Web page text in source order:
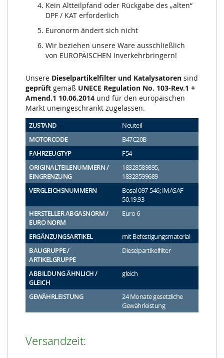
Kein Altteilpfand oder Rückgabe des „alten“
DPF / KAT erforderlich
Euronorm ändert sich nicht
Wir beziehen unsere Ware ausschließlich
von EUROPÄISCHEN Inverkehrbringern!
Unsere Dieselpartikelfilter und Katalysatoren sind
geprüft gemäß UNECE Regulation No. 103-Rev.1 +
Amend.1 10.06.2014 und für den europäischen
Markt uneingeschränkt zugelassen.
ZUSTAND
Neuteil
MOTORCODE
B47C20B
FAHRZEUGTYP
F54
ORIGINALTEILENUMMERN /
EINGRENZUNG
18328589895,
18328599689
VERGLEICHSNUMMERN
Bosal 097-546; IMASAF
50.19.93
HERSTELLER ABGASNORM /
EURO NORM
Euro 6
ERGÄNZUNGSARTIKEL
mit Befestigungsmaterial
BAUGRUPPE /
ARTIKELGRUPPE
Dieselpartikelfilter
ABBILDUNG ÄHNLICH /
GLEICH
gleich
GEWÄHRLEISTUNG
24 Monate gesetzliche
Gewährleistung
Versandzeit: